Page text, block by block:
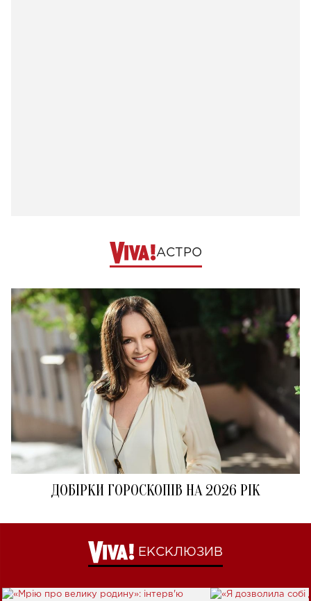
АСТРО
ДОБІРКИ ГОРОСКОПІВ НА 2026 РІК
ЕКСКЛЮЗИВ